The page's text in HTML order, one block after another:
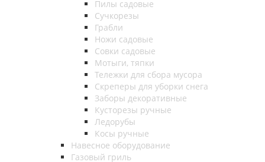
Пилы садовые
Сучкорезы
Грабли
Ножи садовые
Совки садовые
Мотыги, тяпки
Тележки для сбора мусора
Скреперы для уборки снега
Заборы декоративные
Кусторезы ручные
Ледорубы
Косы ручные
Навесное оборудование
Газовый гриль